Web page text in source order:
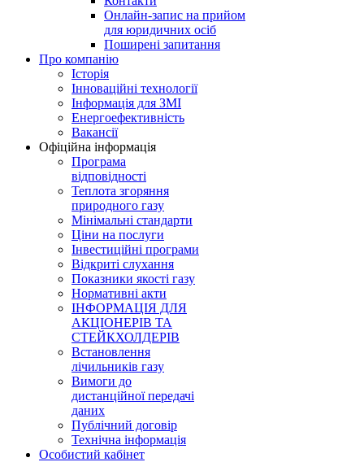
Онлайн-запис на прийом
для юридичних осіб
Поширені запитання
Про компанію
Історія
Інноваційні технології
Інформація для ЗМІ
Енергоефективність
Вакансії
Офіційна інформація
Програма
відповідності
Теплота згоряння
природного газу
Мінімальні стандарти
Ціни на послуги
Інвестиційні програми
Відкриті слухання
Показники якості газу
Нормативні акти
ІНФОРМАЦІЯ ДЛЯ
АКЦІОНЕРІВ ТА
СТЕЙКХОЛДЕРІВ
Встановлення
лічильників газу
Вимоги до
дистанційної передачі
даних
Публічний договір
Технічна інформація
Особистий кабінет